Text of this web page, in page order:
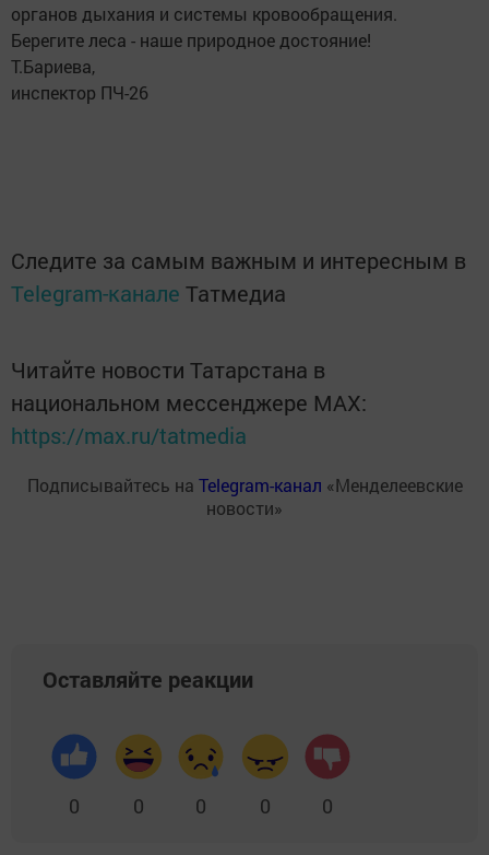
органов дыхания и системы кровообращения.
Берегите леса - наше природное достояние!
Т.Бариева,
инспектор ПЧ-26
Следите за самым важным и интересным в
Telegram-канале Татмедиа
Читайте новости Татарстана в
национальном мессенджере MАХ:
https://max.ru/tatmedia
Подписывайтесь на Telegram-канал «Менделеевские
новости»
Оставляйте реакции
0 0 0 0 0